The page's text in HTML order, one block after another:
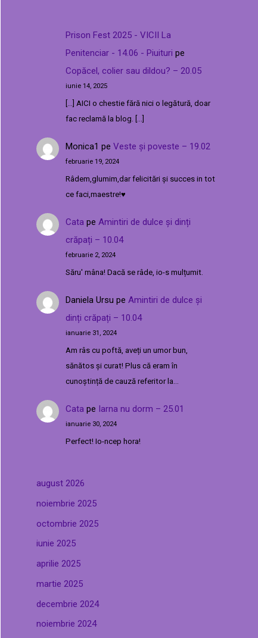
Prison Fest 2025 - VICII La
Penitenciar - 14.06 - Piuituri pe
Copăcel, colier sau dildou? – 20.05
iunie 14, 2025
[…] AICI o chestie fără nici o legătură, doar
fac reclamă la blog. […]
Monica1 pe Veste și poveste – 19.02
februarie 19, 2024
Râdem,glumim,dar felicitări și succes in tot
ce faci,maestre!♥️
Cata pe Amintiri de dulce și dinți
crăpați – 10.04
februarie 2, 2024
Săru' mâna! Dacă se râde, io-s mulțumit.
Daniela Ursu pe Amintiri de dulce și
dinți crăpați – 10.04
ianuarie 31, 2024
Am râs cu poftă, aveți un umor bun,
sănătos și curat! Plus că eram în
cunoștință de cauză referitor la…
Cata pe Iarna nu dorm – 25.01
ianuarie 30, 2024
Perfect! Io-ncep hora!
august 2026
noiembrie 2025
octombrie 2025
iunie 2025
aprilie 2025
martie 2025
decembrie 2024
noiembrie 2024